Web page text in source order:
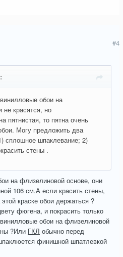
#4
обои на
красятся, но
пятнистая, то пятна очень
Могу предложить два
сплошное шпаклевание; 2)
стены .
на флизелиновой основе, они
106 см.А если красить стены,
краске обои держаться ?
фюгена, и покрасить только
обои на флизелиновой
?Или ГКЛ обычно перед
финишной шпатлевкой